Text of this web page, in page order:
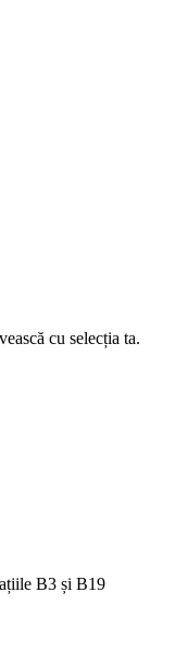
cu selecția ta.
B3 și B19